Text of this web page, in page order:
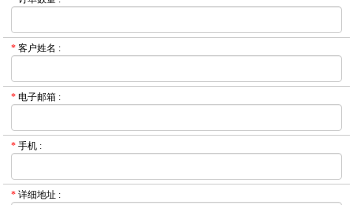
* 客户姓名 :
* 电子邮箱 :
* 手机 :
* 详细地址 :